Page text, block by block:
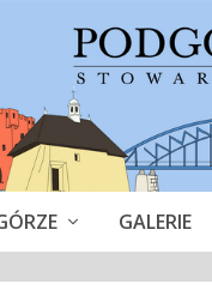
GALERIE